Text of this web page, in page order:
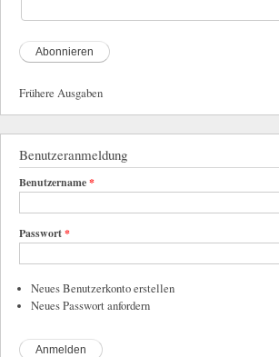
Frühere Ausgaben
Benutzeranmeldung
Benutzername*
Passwort*
Neues Benutzerkonto erstellen
Neues Passwort anfordern